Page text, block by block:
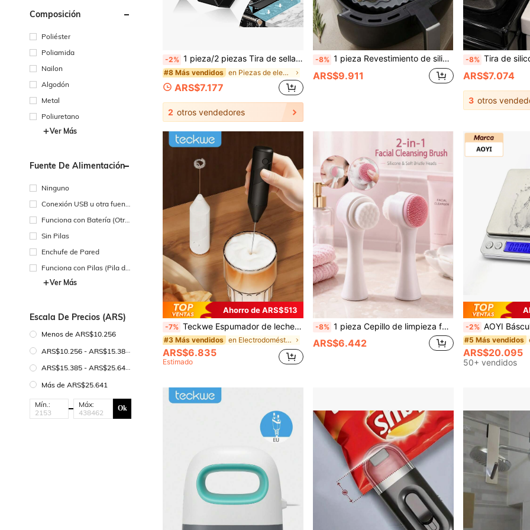
Composición
Poliéster
Poliamida
Nailon
Algodón
Metal
Poliuretano
Ver Más
Fuente De Alimentación
Ninguno
Conexión USB u otra fuent
Funciona con Batería (Otra
Sin Pilas
Enchufe de Pared
Funciona con Pilas (Pila de
Botón/Pila de Moneda)
Ver Más
Escala De Precios (ARS)
Menos de ARS$10.256
ARS$10.256 - ARS$15.385
ARS$15.385 - ARS$25.641
Más de ARS$25.641
Mín.: Máx: Ok
-2% 1 pieza/2 piezas Tira de sellado para estufa de 63 cm, cubiertas para huecos de encimera de cocina, protector de estufa de acero inoxidable, kit de moldura para estufa, protectores de huecos de estufa, relleno de huecos de horno, resistente al calor y protege eficazmente el relleno de huecos de estufa, protege el relleno de huecos de estufa contra derrames
#8 Más vendidos en Piezas de electrodomésticos de cocina
ARS$7.177
2 otros vendedores
-8% 1 pieza Revestimiento de silicona reutilizable para freidora de aire, cesta de freidora de aire antiadherente resistente al calor, bandeja de silicona lavable fácil de limpiar, apta para horno y microondas
ARS$9.911
-8% Tira de silicona orgánica resistente a altas temperaturas para cocina, cubiertas de silicona para huecos de estufa, tira
ARS$7.074
3 otros
Ahorro de ARS$513
-7% Teckwe Espumador de leche, potente espumador de leche de mano, mini espumador de leche, agitador de café, mezclador de bebidas de acero inoxidable para café, lattes, capuchino, matcha, chocolate caliente, espumador portátil, batidora eléctrica inalámbrica, mini cafetera, útiles escolares, regreso a la escuela
#3 Más vendidos en Electrodomésticos para café y té
ARS$6.835
Estimado
-8% 1 pieza Cepillo de limpieza facial de silicona suave, cepillo exfoliante facial de limpieza profunda de poros, cepillo facial de masaje manual de doble cara de limpieza profunda de poros, cepillo de limpieza facial 2 en 1
ARS$6.442
-2% AOYI Báscula de cocina electrónica pequeña, adecuada para hornear, pesaje de precisión (G/Oz), adecuada
#5 Más vendidos
ARS$20.095
50+ vendidos